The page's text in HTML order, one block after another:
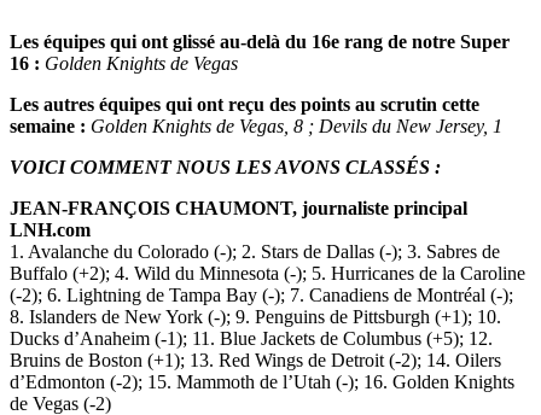
Les équipes qui ont glissé au-delà du 16e rang de notre Super
16 : Golden Knights de Vegas
Les autres équipes qui ont reçu des points au scrutin cette
semaine : Golden Knights de Vegas, 8 ; Devils du New Jersey, 1
VOICI COMMENT NOUS LES AVONS CLASSÉS :
JEAN-FRANÇOIS CHAUMONT, journaliste principal
LNH.com
1. Avalanche du Colorado (-); 2. Stars de Dallas (-); 3. Sabres de
Buffalo (+2); 4. Wild du Minnesota (-); 5. Hurricanes de la Caroline
(-2); 6. Lightning de Tampa Bay (-); 7. Canadiens de Montréal (-);
8. Islanders de New York (-); 9. Penguins de Pittsburgh (+1); 10.
Ducks d’Anaheim (-1); 11. Blue Jackets de Columbus (+5); 12.
Bruins de Boston (+1); 13. Red Wings de Detroit (-2); 14. Oilers
d’Edmonton (-2); 15. Mammoth de l’Utah (-); 16. Golden Knights
de Vegas (-2)